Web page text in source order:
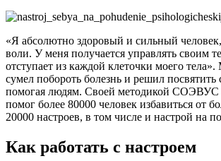
«Я абсолютно здоровый и сильный
воли. У меня получается управлять своим
отступает из каждой клеточки моего
сумел побороть болезнь и решил
помогая людям. Своей методикой СОЭВУС
помог более 80000 человек избавиться от
20000 настроев, в том числе и настрой на
Как работать с настроем